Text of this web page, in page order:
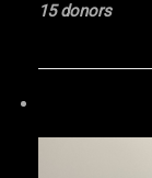
15 donors